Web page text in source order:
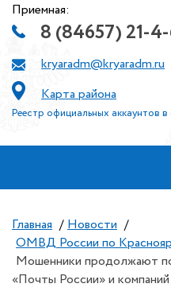
Приемная:
8 (84657) 21-
kryaradm@kryaradm.ru
Карта района
Реестр официальных аккаунтов в
Главная / Новости /
ОМВД России по
Мошенники продолжают
«Почты России» и